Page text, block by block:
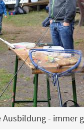
- immer